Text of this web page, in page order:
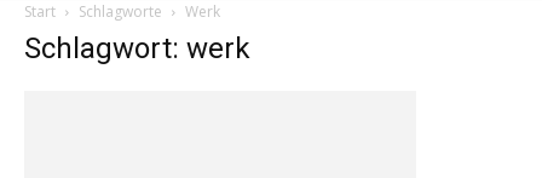
Start Schlagworte Werk
Schlagwort: werk